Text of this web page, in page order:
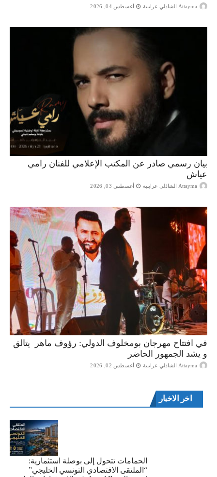
Attayma الشاذلي عرايبية أغسطس 04, 2026
بيان رسمي صادر عن المكتب الإعلامي للفنان رامي
عياش
Attayma الشاذلي عرايبية أغسطس 03, 2026
في افتتاح مهرجان بومخلوف الدولي: رؤوف ماهر يتالق
و يشد الجمهور الحاضر
Attayma الشاذلي عرايبية أغسطس 02, 2026
اخر الاخبار
الحمامات تتحول إلى بوصلة استثمارية:
“الملتقى الاقتصادي التونسي الخليجي”